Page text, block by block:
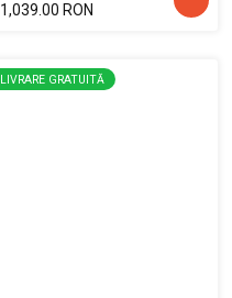
1,039.00 RON
LIVRARE GRATUITĂ